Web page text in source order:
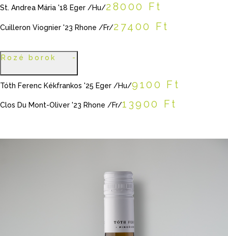
St. Andrea Mária '18 Eger /Hu/28000 Ft
Cuilleron Viognier '23 Rhone /Fr/27400 Ft
Rozé borok
Tóth Ferenc Kékfrankos '25 Eger /Hu/9100 Ft
Clos Du Mont-Oliver '23 Rhone /Fr/13900 Ft